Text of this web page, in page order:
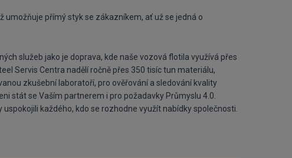
umožňuje přímý styk se zákazníkem, ať už se jedná o
služeb jako je doprava, kde naše vozová flotila využívá přes
Servis Centra nadělí ročně přes 350 tisíc tun materiálu,
zkušební laboratoří, pro ověřování a sledování kvality
stát se Vaším partnerem i pro požadavky Průmyslu 4.0.
každého, kdo se rozhodne využít nabídky společnosti.